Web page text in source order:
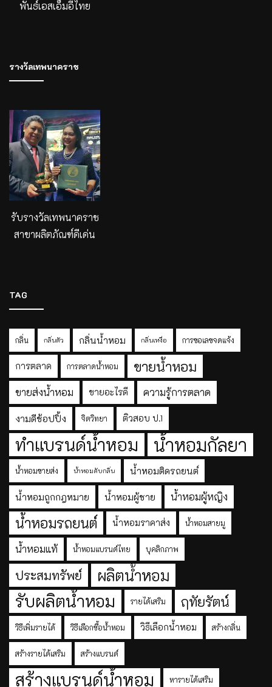
พันธ์เอสเอ็มอีไทย
รางวัลเทพนาคราช
รับรางวัลเทพนาคราช
สาขาผลิตภัณฑ์ดีเด่น
TAG
กลิ่น กลิ่นตัว กลิ่นน้ำหอม กลิ่นเหงื่อ การขอเลขจดแจ้ง
การตลาด การตลาดน้ำหอม ขายน้ำหอม
ขายส่งน้ำหอม ขายอะไรดี ความรู้การตลาด
งามดีช้อปปิ้ง จิตวิทยา ติวสอบ ป.1
ทำแบรนด์น้ำหอม น้ำหอมกัลยา
น้ำหอมขายส่ง น้ำหอมดับกลิ่น น้ำหอมติดรถยนต์
น้ำหอมถูกกฎหมาย น้ำหอมผู้ชาย น้ำหอมผู้หญิง
น้ำหอมรถยนต์ น้ำหอมราคาส่ง น้ำหอมสายมู
น้ำหอมแท้ น้ำหอมแบรนด์ไทย บุคลิกภาพ
ประสมทรัพย์ ผลิตน้ำหอม
รับผลิตน้ำหอม รายได้เสริม ฤทัยรัตน์
วิธีเพิ่มรายได้ วิธีเลือกซื้อน้ำหอม วิธีเลือกน้ำหอม สร้างกลิ่น
สร้างรายได้เสริม สร้างแบรนด์
สร้างแบรนด์น้ำหอม หารายได้เสริม